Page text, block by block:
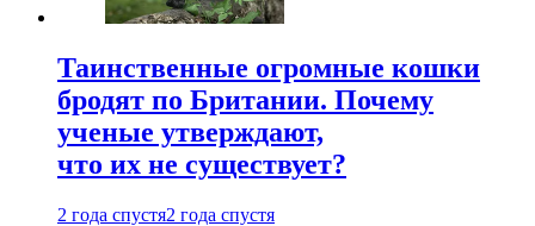
Таинственные огромные кошки
бродят по Британии. Почему
ученые утверждают,
что их не существует?
2 года спустя2 года спустя